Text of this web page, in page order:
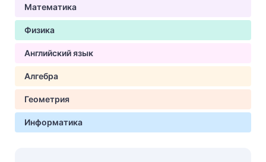
Математика
Физика
Английский язык
Алгебра
Геометрия
Информатика